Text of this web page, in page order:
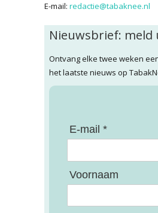
E-mail: redactie@tabaknee.nl
Nieuwsbrief: meld
Ontvang elke twee weken
het laatste nieuws op
E-mail *
Voornaam